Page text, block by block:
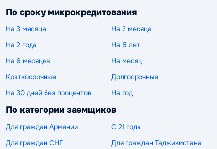
По сроку микрокредитования
На 3 месяца
На 2 месяца
На 2 года
На 5 лет
На 6 месяцев
На месяц
Краткосрочные
Долгосрочные
На 30 дней без процентов
На год
По категории заемщиков
Для граждан Армении
С 21 года
Для граждан СНГ
Для граждан Таджикистана